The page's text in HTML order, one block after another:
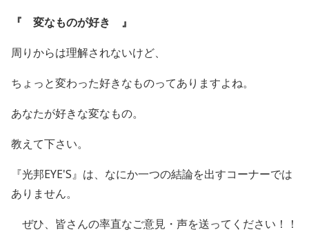
『 変なものが好き 』
周りからは理解されないけど、
ちょっと変わった好きなものってありますよね。
あなたが好きな変なもの。
教えて下さい。
『光邦EYE'S』は、なにか一つの結論を出すコーナーでは
ありません。
ぜひ、皆さんの率直なご意見・声を送ってください！！